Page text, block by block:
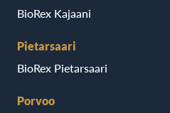
BioRex Kajaani
Pietarsaari
BioRex Pietarsaari
Porvoo